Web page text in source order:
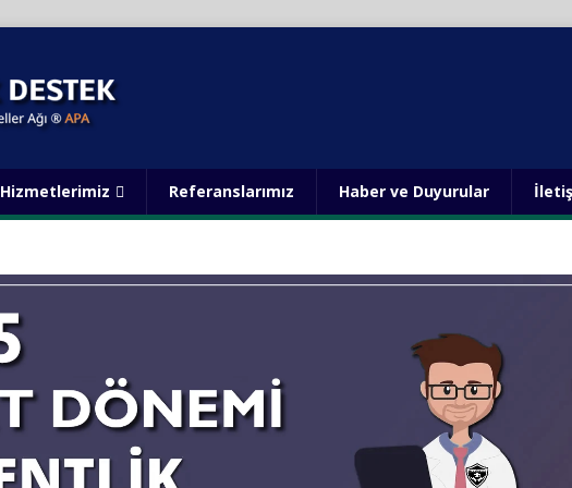
Hizmetlerimiz Referanslarımız Haber ve Duyurular